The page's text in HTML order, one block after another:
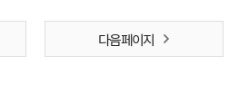
다음 페이지